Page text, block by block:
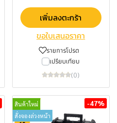
เพิ่มลงตะกร้า
ขอใบเสนอราคา
รายการโปรด
เปรียบเทียบ
(0)
สินค้าใหม่
สั่งจองล่วงหน้า
-47%